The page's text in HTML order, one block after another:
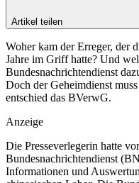
Artikel teilen
Woher kam der Erreger, der
Jahre im Griff hatte? Und
Bundesnachrichtendienst
Doch der Geheimdienst
entschied das BVerwG.
Anzeige
Die Presseverlegerin hatte
Bundesnachrichtendienst
Informationen und